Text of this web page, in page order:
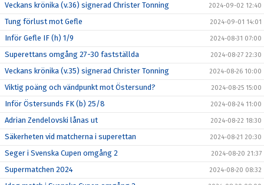
Veckans krönika (v.36) signerad Christer Tonning 2024-09-02 12:40
Tung förlust mot Gefle 2024-09-01 14:01
Inför Gefle IF (h) 1/9 2024-08-31 07:00
Superettans omgång 27-30 fastställda 2024-08-27 22:30
Veckans krönika (v.35) signerad Christer Tonning 2024-08-26 10:00
Viktig poäng och vändpunkt mot Östersund? 2024-08-25 15:00
Inför Östersunds FK (b) 25/8 2024-08-24 11:00
Adrian Zendelovski lånas ut 2024-08-22 18:30
Säkerheten vid matcherna i superettan 2024-08-21 20:30
Seger i Svenska Cupen omgång 2 2024-08-20 21:37
Supermatchen 2024 2024-08-20 08:32